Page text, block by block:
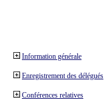
Information générale
Enregistrement des délégués
Conférences relatives